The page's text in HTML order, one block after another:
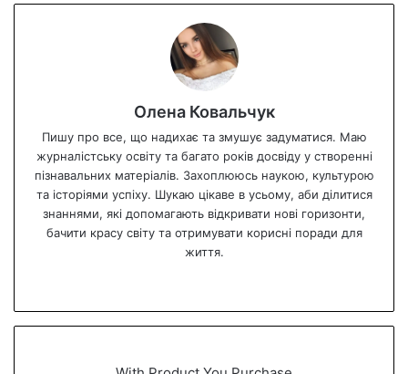
Олена Ковальчук
Пишу про все, що надихає та змушує задуматися. Маю
журналістську освіту та багато років досвіду у створенні
пізнавальних матеріалів. Захоплююсь наукою, культурою
та історіями успіху. Шукаю цікаве в усьому, аби ділитися
знаннями, які допомагають відкривати нові горизонти,
бачити красу світу та отримувати корисні поради для
життя.
te